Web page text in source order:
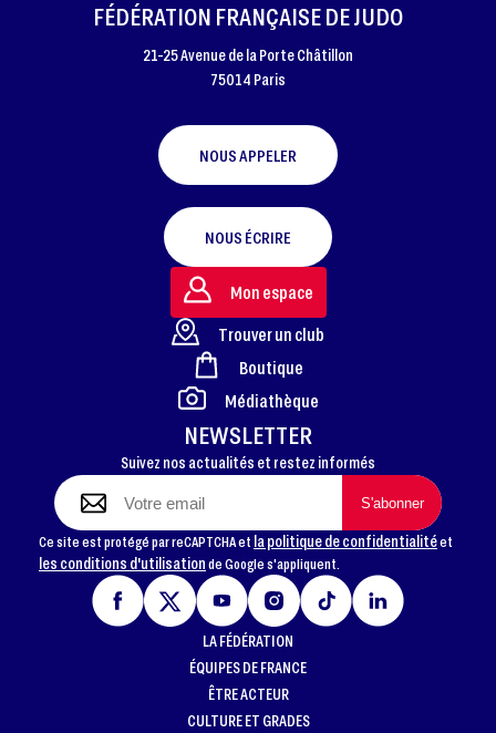
FOOTER
FÉDÉRATION FRANÇAISE DE JUDO
21-25 Avenue de la Porte Châtillon
75014 Paris
NOUS APPELER
NOUS ÉCRIRE
NEWSLETTER
Suivez nos actualités et restez informés
Ce site est protégé par reCAPTCHA et la politique de confidentialitéet
les conditions d'utilisationde Google s'appliquent.
Mon espace
Trouver un club
Boutique
Médiathèque
LA FÉDÉRATION
ÉQUIPES DE FRANCE
ÊTRE ACTEUR
CULTURE ET GRADES